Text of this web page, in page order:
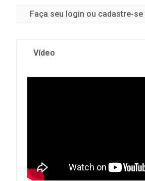
Faça seu login ou cadastre-se
Vídeo